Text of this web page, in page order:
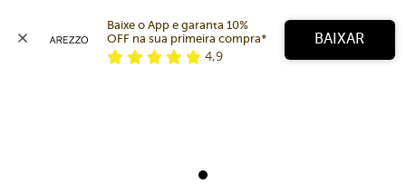
Baixe o App e garanta 10%
OFF na sua primeira compra*
4,9
BAIXAR